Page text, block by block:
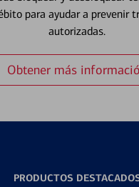
para ayudar a prevenir
autorizadas.
Obtener más
PRODUCTOS